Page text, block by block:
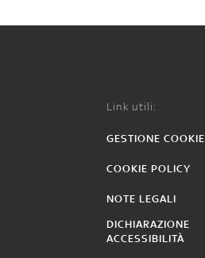
Link utili:
GESTIONE COOKIE
COOKIE POLICY
NOTE LEGALI
DICHIARAZIONE
ACCESSIBILITÀ